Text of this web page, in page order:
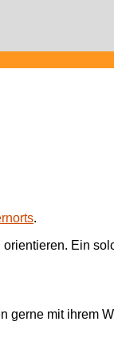
.
Ein
gerne mit ihrem